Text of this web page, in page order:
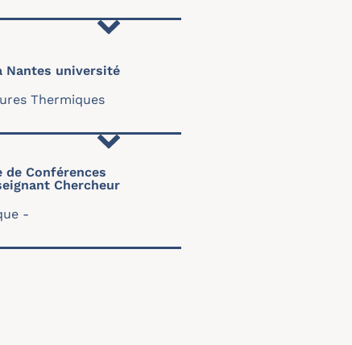
Nantes université
Thermiques
de Conférences
Chercheur